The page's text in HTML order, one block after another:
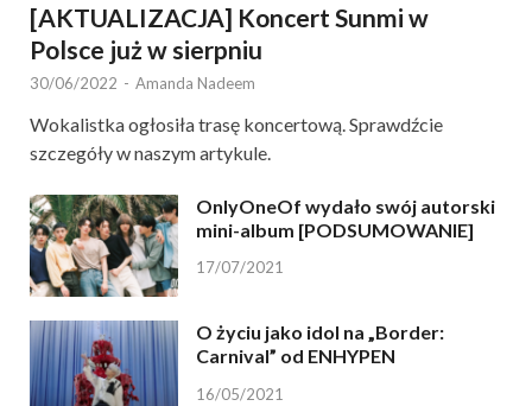
[AKTUALIZACJA] Koncert Sunmi w
Polsce już w sierpniu
30/06/2022 - Amanda Nadeem
Wokalistka ogłosiła trasę koncertową. Sprawdźcie
szczegóły w naszym artykule.
OnlyOneOf wydało swój autorski
mini-album [PODSUMOWANIE]
17/07/2021
O życiu jako idol na „Border:
Carnival” od ENHYPEN
16/05/2021